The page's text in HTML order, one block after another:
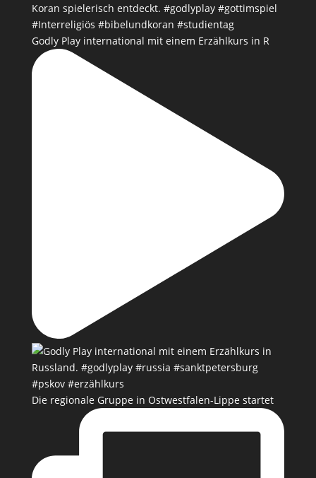
Godly Play international mit einem Erzählkurs in R
Die regionale Gruppe in Ostwestfalen-Lippe startet